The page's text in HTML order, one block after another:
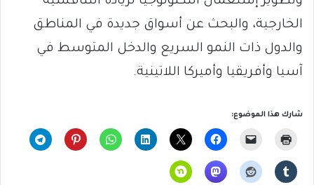
الخارجية، والبحث عن أسواق جديدة في المناطق
والدول ذات النمو السريع والدخل المتوسط في
آسيا وأفريقيا وأميركا اللاتينية.
شارك هذا الموضوع: